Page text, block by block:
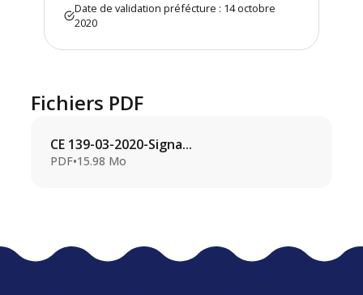
Date de validation préfécture : 14 octobre
2020
Fichiers PDF
CE 139-03-2020-Signa...
PDF•15.98 Mo